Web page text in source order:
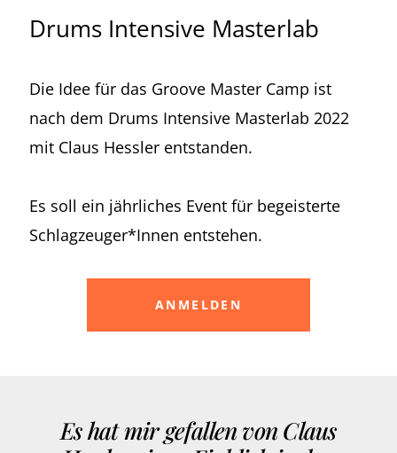
Drums Intensive Masterlab
Die Idee für das Groove Master Camp ist
nach dem Drums Intensive Masterlab 2022
mit Claus Hessler entstanden.
Es soll ein jährliches Event für begeisterte
Schlagzeuger*Innen entstehen.
ANMELDEN
Es hat mir gefallen von Claus